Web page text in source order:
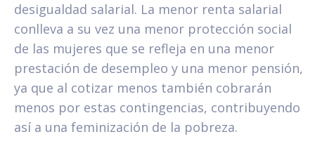
desigualdad salarial. La menor renta salarial
conlleva a su vez una menor protección social
de las mujeres que se refleja en una menor
prestación de desempleo y una menor pensión,
ya que al cotizar menos también cobrarán
menos por estas contingencias, contribuyendo
así a una feminización de la pobreza.